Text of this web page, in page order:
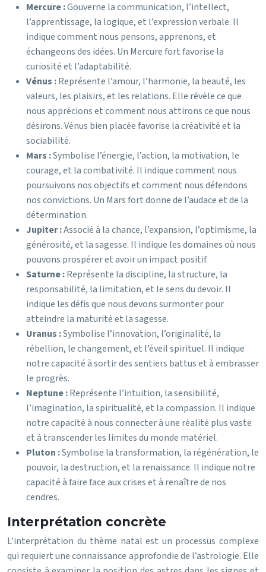
Mercure :Gouverne la communication, l’intellect,
l’apprentissage, la logique, et l’expression verbale. Il
indique comment nous pensons, apprenons, et
échangeons des idées. Un Mercure fort favorise la
curiosité et l’adaptabilité.
Vénus :Représente l’amour, l’harmonie, la beauté, les
valeurs, les plaisirs, et les relations. Elle révèle ce que
nous apprécions et comment nous attirons ce que nous
désirons. Vénus bien placée favorise la créativité et la
sociabilité.
Mars :Symbolise l’énergie, l’action, la motivation, le
courage, et la combativité. Il indique comment nous
poursuivons nos objectifs et comment nous défendons
nos convictions. Un Mars fort donne de l’audace et de la
détermination.
Jupiter :Associé à la chance, l’expansion, l’optimisme, la
générosité, et la sagesse. Il indique les domaines où nous
pouvons prospérer et avoir un impact positif.
Saturne :Représente la discipline, la structure, la
responsabilité, la limitation, et le sens du devoir. Il
indique les défis que nous devons surmonter pour
atteindre la maturité et la sagesse.
Uranus :Symbolise l’innovation, l’originalité, la
rébellion, le changement, et l’éveil spirituel. Il indique
notre capacité à sortir des sentiers battus et à embrasser
le progrès.
Neptune :Représente l’intuition, la sensibilité,
l’imagination, la spiritualité, et la compassion. Il indique
notre capacité à nous connecter à une réalité plus vaste
et à transcender les limites du monde matériel.
Pluton :Symbolise la transformation, la régénération, le
pouvoir, la destruction, et la renaissance. Il indique notre
capacité à faire face aux crises et à renaître de nos
cendres.
Interprétation concrète
L’interprétation du thème natal est un processus complexe
qui requiert une connaissance approfondie de l’astrologie. Elle